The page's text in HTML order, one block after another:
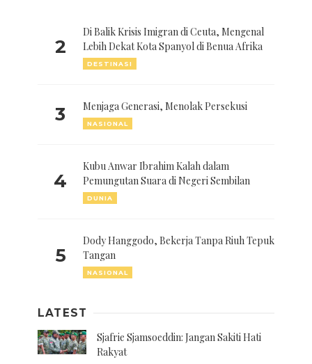
2
Di Balik Krisis Imigran di Ceuta, Mengenal
Lebih Dekat Kota Spanyol di Benua Afrika
DESTINASI
3 Menjaga Generasi, Menolak Persekusi
NASIONAL
4
Kubu Anwar Ibrahim Kalah dalam
Pemungutan Suara di Negeri Sembilan
DUNIA
5
Dody Hanggodo, Bekerja Tanpa Riuh Tepuk
Tangan
NASIONAL
LATEST
Sjafrie Sjamsoeddin: Jangan Sakiti Hati
Rakyat